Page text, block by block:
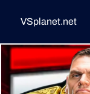
VSplanet.net